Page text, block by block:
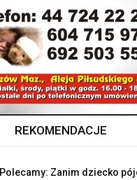
REKOMENDACJE
Polecamy: Zanim dziecko